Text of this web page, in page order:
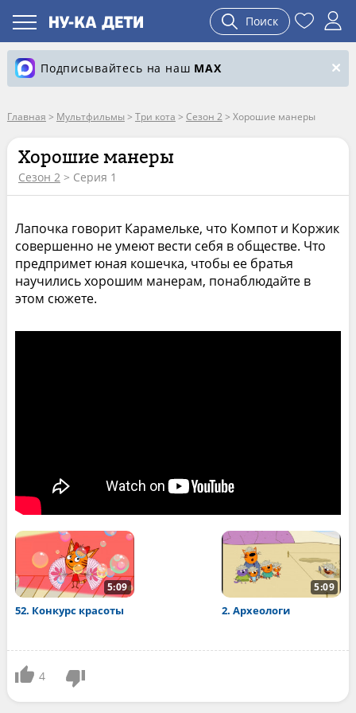
Поиск
Подписывайтесь на наш MAX
Главная > Мультфильмы > Три кота > Сезон 2 > Хорошие манеры
Хорошие манеры
Сезон 2> Серия 1
Лапочка говорит Карамельке, что Компот и Коржик
совершенно не умеют вести себя в обществе. Что
предпримет юная кошечка, чтобы ее братья
научились хорошим манерам, понаблюдайте в
этом сюжете.
5:09
52. Конкурс красоты
5:09
2. Археологи
4